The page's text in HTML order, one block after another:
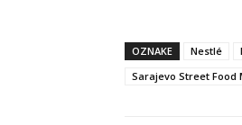
OZNAKE Nestlé
Sarajevo Street Food